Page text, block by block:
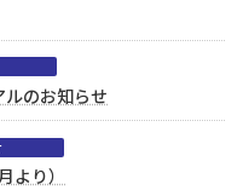
のお知らせ
より）